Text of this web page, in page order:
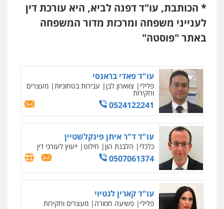
עו"ד בועז קניג
0507003001
פלילי כלכלי צווארון לבן עורכי דין לענייני
אסירים אזרחי נדל"ן / עסקים
0528488515
מנשה, אלמוג – עורכי דין
פלילי עבירות תנועה צווארון לבן תעבורה
עורכי דין לענייני אסירים מעצרים וחקירות
0546470989
עו"ד אסף דוק
פלילי עבירות מין סמים והימורים פשיעה
חמורה חקירות ומעצרים
0526885006
* הכותבת, עו"ד דפנה לביא, היא עורכת דין
לענייני משפחה ומרכזת מדור המשפחה
באתר "פוסטה"
עו"ד (רו"ח) יואב ציוני
עבירות מס
0505430819
עו"ד פאדי בראנסי
פלילי צווארון לבן עבירות בטחוניות מעצרים
וחקירות
0524122241
עו"ד ד"ר איתן פינקלשטיין
כלכלי הלבנת הון חילוט ייעוץ לעורכי דין
0507061374
עו"ד קארין לגטיוי
פלילי פשיעה חמורה מעצרים וחקירות